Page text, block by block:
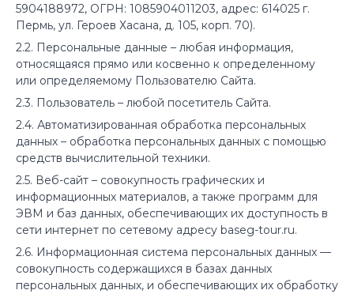
5904188972, ОГРН: 1085904011203, адрес: 614025 г.
Пермь, ул. Героев Хасана, д. 105, корп. 70).
2.2. Персональные данные – любая информация,
относящаяся прямо или косвенно к определенному
или определяемому Пользователю Сайта.
2.3. Пользователь – любой посетитель Сайта.
2.4. Автоматизированная обработка персональных
данных – обработка персональных данных с помощью
средств вычислительной техники.
2.5. Веб-сайт – совокупность графических и
информационных материалов, а также программ для
ЭВМ и баз данных, обеспечивающих их доступность в
сети интернет по сетевому адресу baseg-tour.ru.
2.6. Информационная система персональных данных —
совокупность содержащихся в базах данных
персональных данных, и обеспечивающих их обработку